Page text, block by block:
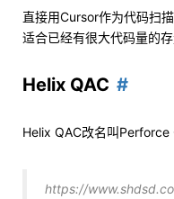
直接用Cursor作为代码扫
适合已经有很大代码量的
Helix QAC
Helix QAC改名叫Perforce
https://